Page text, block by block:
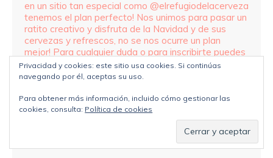
Privacidad y cookies: este sitio usa cookies. Si continúas
navegando por él, aceptas su uso.
Para obtener más información, incluido cómo gestionar las
cookies, consulta: Política de cookies